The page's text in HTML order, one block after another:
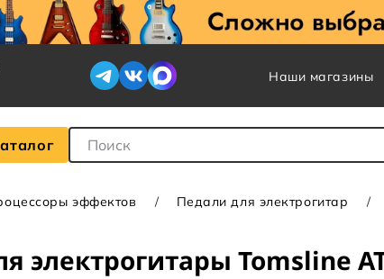
Наши магазины
Поле для Поиска
эффектов Педали для электрогитар
электрогитары Tomsline